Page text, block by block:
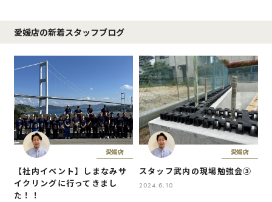
愛媛店の新着スタッフブログ
愛媛店
【社内イベント】しまなみサ
イクリングに行ってきまし
た！！
愛媛店
スタッフ武内の現場勉強会③
2024.6.10